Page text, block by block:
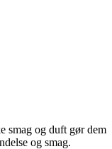
smag og duft gør dem
og smag.